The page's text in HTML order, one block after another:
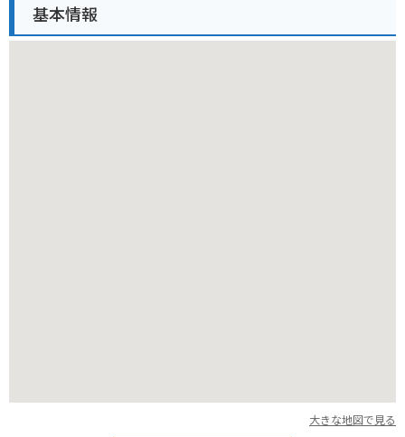
食事処では、地元産の食材をふんだんに使った料理を楽しむこ
基本情報
大きな地図で見る